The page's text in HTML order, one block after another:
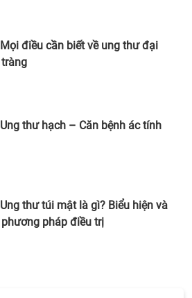
Mọi điều cần biết về ung thư đại
tràng
Ung thư hạch – Căn bệnh ác tính
Ung thư túi mật là gì? Biểu hiện và
phương pháp điều trị